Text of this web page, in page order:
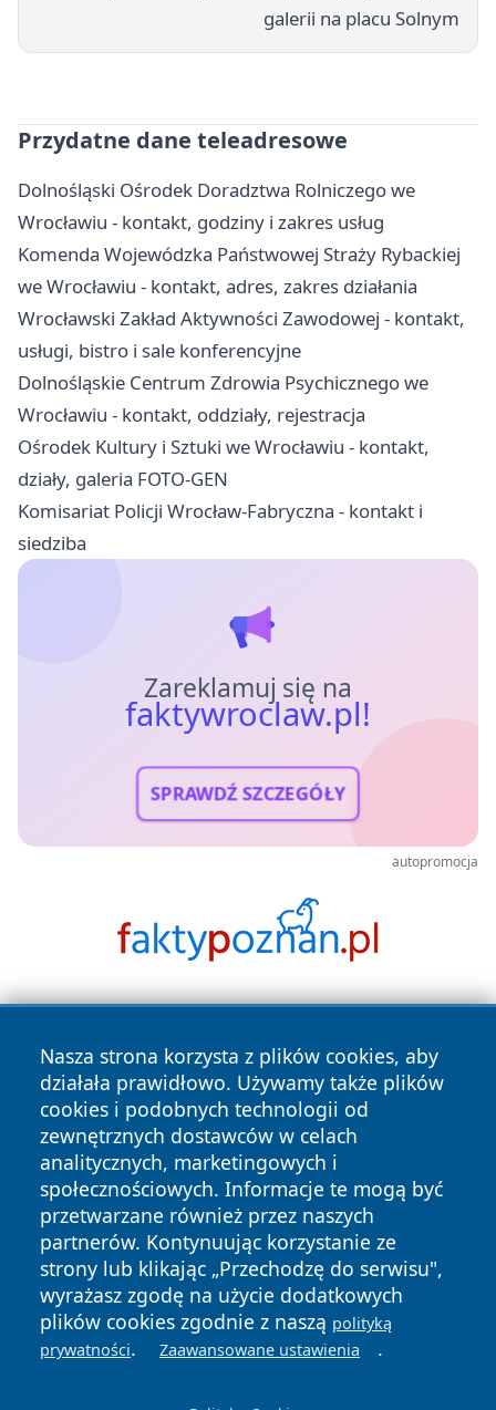
galerii na placu Solnym
Przydatne dane teleadresowe
Dolnośląski Ośrodek Doradztwa Rolniczego we
Wrocławiu - kontakt, godziny i zakres usług
Komenda Wojewódzka Państwowej Straży Rybackiej
we Wrocławiu - kontakt, adres, zakres działania
Wrocławski Zakład Aktywności Zawodowej - kontakt,
usługi, bistro i sale konferencyjne
Dolnośląskie Centrum Zdrowia Psychicznego we
Wrocławiu - kontakt, oddziały, rejestracja
Ośrodek Kultury i Sztuki we Wrocławiu - kontakt,
działy, galeria FOTO-GEN
Komisariat Policji Wrocław-Fabryczna - kontakt i
siedziba
Zareklamuj się na
faktywroclaw.pl!
SPRAWDŹ SZCZEGÓŁY
autopromocja
Nasza strona korzysta z plików cookies, aby
działała prawidłowo. Używamy także plików
cookies i podobnych technologii od
zewnętrznych dostawców w celach
analitycznych, marketingowych i
społecznościowych. Informacje te mogą być
przetwarzane również przez naszych
partnerów. Kontynuując korzystanie ze
strony lub klikając „Przechodzę do serwisu",
wyrażasz zgodę na użycie dodatkowych
plików cookies zgodnie z naszą polityką
prywatności. Zaawansowane ustawienia .
Copyright © 2026 faktywroclaw.pl Wszystkie prawa
zastrzeżone.
News Autorzy
Polityka
Prywatności
Polityka
Cookies